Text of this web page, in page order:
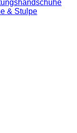
& Stulpe